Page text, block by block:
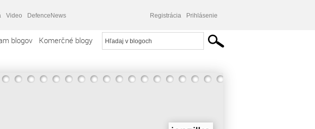
Video DefenceNews Registrácia Prihlásenie
blogov Komerčné blogy